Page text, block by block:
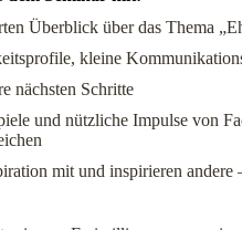
Überblick über das Thema
kleine
nächsten Schritte
und nützliche Impulse von
mit und inspirieren